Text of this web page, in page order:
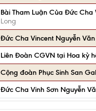
Bài Tham Luận Của Đức Cha
Long
Đức Cha Vincent Nguyễn
Liên Đoàn CGVN tại Hoa kỳ
Cộng đoàn Phục Sinh San
Đức Cha Vinh Sơn Nguyễn